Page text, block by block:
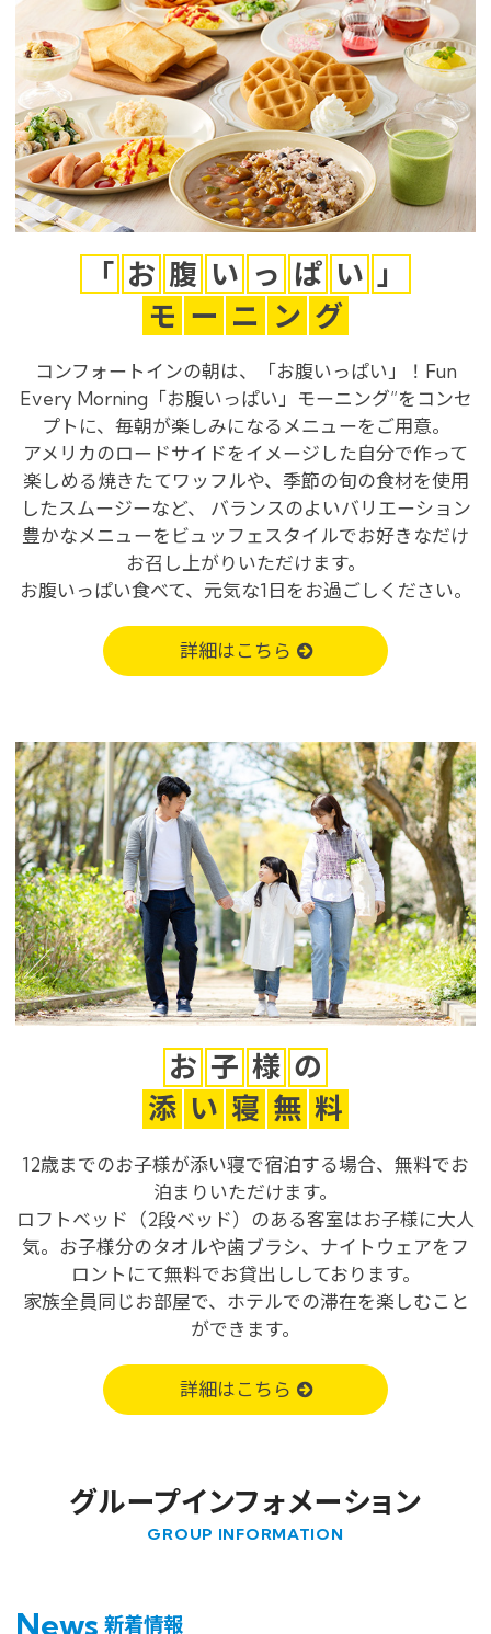
※You will be redirected to Choice Hotel International official
clicking each hotel name.
Rates and the membership program differ from Japanese website.
Global Site
You can see the FAQ as follows.
FAQs
「 お 腹 い っ ぱ い 」
モ ー ニ ン グ
コンフォートインの朝は、「お腹いっぱい」！Fun
Every Morning「お腹いっぱい」モーニング”をコンセ
プトに、毎朝が楽しみになるメニューをご用意。
アメリカのロードサイドをイメージした自分で作って
楽しめる焼きたてワッフルや、季節の旬の食材を使用
したスムージーなど、 バランスのよいバリエーション
豊かなメニューをビュッフェスタイルでお好きなだけ
お召し上がりいただけます。
お腹いっぱい食べて、元気な1日をお過ごしください。
詳細はこちら
お 子 様 の
添 い 寝 無 料
12歳までのお子様が添い寝で宿泊する場合、無料でお
泊まりいただけます。
ロフトベッド（2段ベッド）のある客室はお子様に大人
気。お子様分のタオルや歯ブラシ、ナイトウェアをフ
ロントにて無料でお貸出ししております。
家族全員同じお部屋で、ホテルでの滞在を楽しむこと
ができます。
詳細はこちら
グループインフォメーション
GROUP INFORMATION
News 新着情報